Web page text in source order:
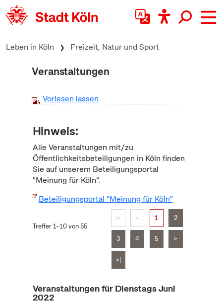
zum Inhalt springen
Leben in Köln Freizeit, Natur und Sport
Veranstaltungen
Vorlesen lassen
Hinweis:
Alle Veranstaltungen mit/zu
Öffentlichkeitsbeteiligungen in Köln finden
Sie auf unserem Beteiligungsportal
"Meinung für Köln".
Beteiligungsportal "Meinung für Köln"
Treffer 1–10 von 55
|< < 1 2
3 4 5 >
>|
Veranstaltungen für Dienstags Juni
2022